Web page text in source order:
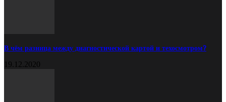
В чём разница между диагностической картой и техосмотром?
19.12.2020